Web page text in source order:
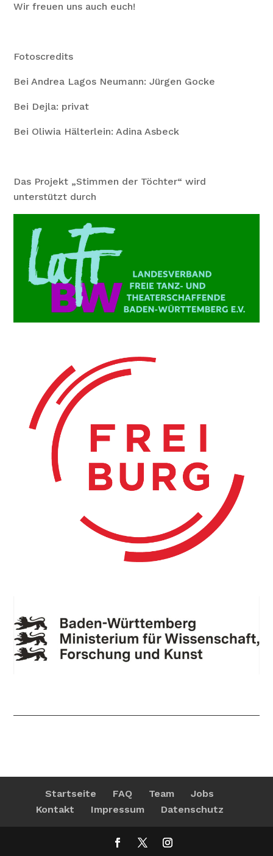
Wir freuen uns auch euch!
Fotoscredits
Bei Andrea Lagos Neumann: Jürgen Gocke
Bei Dejla: privat
Bei Oliwia Hälterlein: Adina Asbeck
Das Projekt „Stimmen der Töchter“ wird
unterstützt durch
Startseite FAQ Team
Jobs
Kontakt
Impressum Datenschutz